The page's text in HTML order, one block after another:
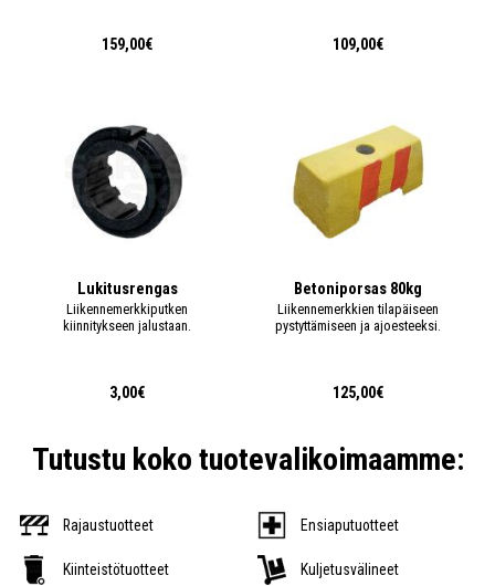
159,00€ 109,00€
Lukitusrengas
Liikennemerkkiputken
kiinnitykseen jalustaan.
3,00€
Betoniporsas 80kg
Liikennemerkkien tilapäiseen
pystyttämiseen ja ajoesteeksi.
125,00€
Tutustu koko tuotevalikoimaamme:
Rajaustuotteet Ensiaputuotteet
Kiinteistötuotteet Kuljetusvälineet